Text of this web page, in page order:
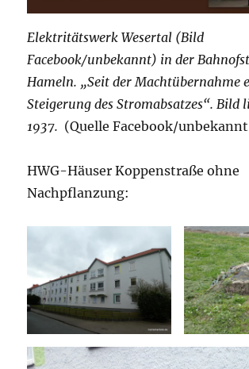
Elektritätswerk Wesertal (Bild
Facebook/unbekannt) in der
Hameln. „Seit der Machtübernahme
Steigerung des Stromabsatzes“. Bild
1937. (Quelle Facebook/
HWG-Häuser Koppenstraße ohne
Nachpflanzung: